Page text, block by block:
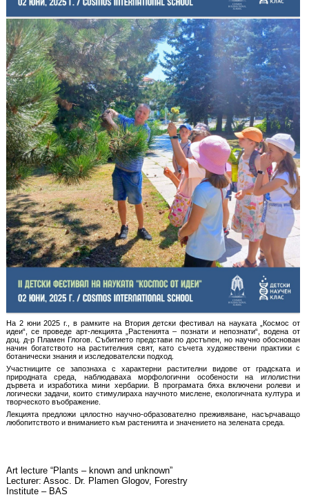
На 2 юни 2025 г., в рамките на Втория детски фестивал на науката „Космос от
идеи“, се проведе арт-лекцията „Растенията – познати и непознати“, водена от
доц. д-р Пламен Глогов. Събитието представи по достъпен, но научно обоснован
начин богатството на растителния свят, като съчета художествени практики с
ботанически знания и изследователски подход.
Участниците се запознаха с характерни растителни видове от градската и
природната среда, наблюдаваха морфологични особености на иглолистни
дървета и изработиха мини хербарии. В програмата бяха включени ролеви и
логически задачи, които стимулираха научното мислене, екологичната култура и
творческото въображение.
Лекцията предложи цялостно научно-образователно преживяване, насърчаващо
любопитството и вниманието към растенията и значението на зелената среда.
Art lecture “Plants – known and unknown”
Lecturer: Assoc. Dr. Plamen Glogov, Forestry
Institute – BAS